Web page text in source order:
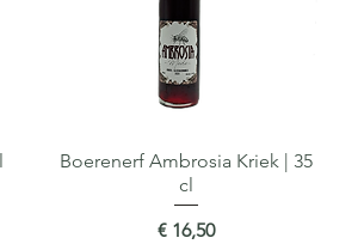
Snel overzicht
Boerenerf Ambrosia Kriek | 35
cl
Prijs
€ 16,50